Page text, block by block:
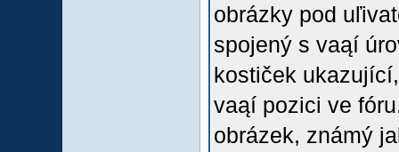
obrázky pod
spojený s vaąí
kostiček
vaąí pozici ve
obrázek, známý